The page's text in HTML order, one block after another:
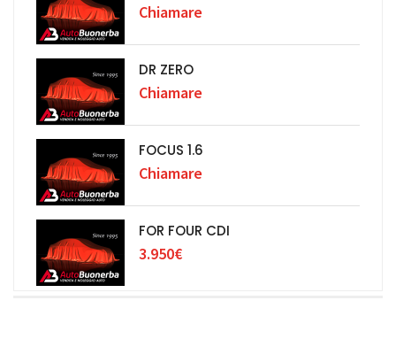
Chiamare
DR ZERO
Chiamare
FOCUS 1.6
Chiamare
FOR FOUR CDI
3.950€